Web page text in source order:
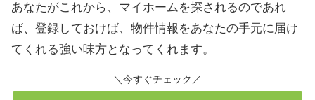
あなたがこれから、マイホームを探されるのであれ
ば、登録しておけば、物件情報をあなたの手元に届け
てくれる強い味方となってくれます。
＼今すぐチェック／